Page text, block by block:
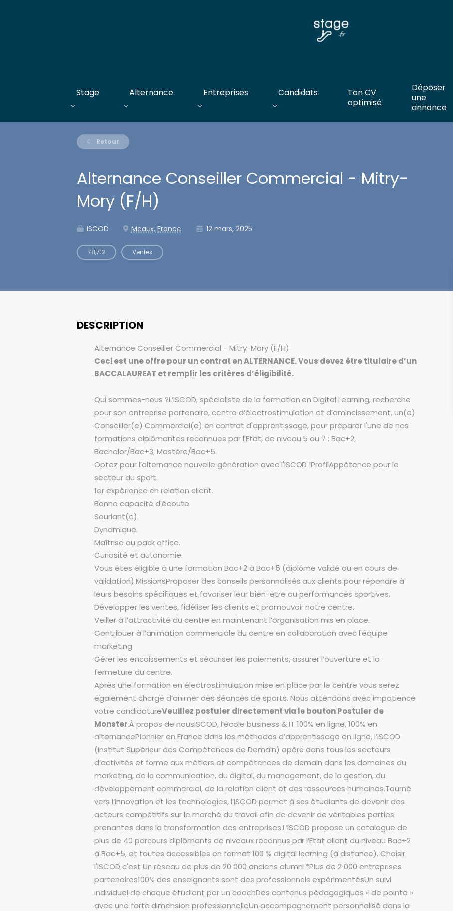
Stage Alternance Entreprises Candidats
Ton CV
optimisé
Déposer
une
annonce
Retour
Alternance Conseiller Commercial - Mitry-
Mory (F/H)
ISCOD Meaux, France 12 mars, 2025
78,712 Ventes
DESCRIPTION
Alternance Conseiller Commercial - Mitry-Mory (F/H)
Ceci est une offre pour un contrat en ALTERNANCE. Vous devez être titulaire d’un
BACCALAUREAT et remplir les critères d’éligibilité.
Qui sommes-nous ?L’ISCOD, spécialiste de la formation en Digital Learning, recherche
pour son entreprise partenaire, centre d’électrostimulation et d’amincissement, un(e)
Conseiller(e) Commercial(e) en contrat d'apprentissage, pour préparer l'une de nos
formations diplômantes reconnues par l'Etat, de niveau 5 ou 7 : Bac+2,
Bachelor/Bac+3, Mastère/Bac+5.
Optez pour l’alternance nouvelle génération avec l'ISCOD !ProfilAppétence pour le
secteur du sport.
1er expérience en relation client.
Bonne capacité d'écoute.
Souriant(e).
Dynamique.
Maîtrise du pack office.
Curiosité et autonomie.
Vous êtes éligible à une formation Bac+2 à Bac+5 (diplôme validé ou en cours de
validation).MissionsProposer des conseils personnalisés aux clients pour répondre à
leurs besoins spécifiques et favoriser leur bien-être ou performances sportives.
Développer les ventes, fidéliser les clients et promouvoir notre centre.
Veiller à l’attractivité du centre en maintenant l’organisation mis en place.
Contribuer à l’animation commerciale du centre en collaboration avec l'équipe
marketing
Gérer les encaissements et sécuriser les paiements, assurer l’ouverture et la
fermeture du centre.
Après une formation en électrostimulation mise en place par le centre vous serez
également chargé d’animer des séances de sports. Nous attendons avec impatience
votre candidatureVeuillez postuler directement via le bouton Postuler de
Monster.À propos de nousISCOD, l’école business & IT 100% en ligne, 100% en
alternancePionnier en France dans les méthodes d’apprentissage en ligne, l’ISCOD
(Institut Supérieur des Compétences de Demain) opère dans tous les secteurs
d’activités et forme aux métiers et compétences de demain dans les domaines du
marketing, de la communication, du digital, du management, de la gestion, du
développement commercial, de la relation client et des ressources humaines.Tourné
vers l’innovation et les technologies, l’ISCOD permet à ses étudiants de devenir des
acteurs compétitifs sur le marché du travail afin de devenir de véritables parties
prenantes dans la transformation des entreprises.L’ISCOD propose un catalogue de
plus de 40 parcours diplômants de niveaux reconnus par l’Etat allant du niveau Bac+2
à Bac+5, et toutes accessibles en format 100 % digital learning (à distance). Choisir
l'ISCOD c'est Un réseau de plus de 20 000 anciens alumni *Plus de 2 000 entreprises
partenaires100% des enseignants sont des professionnels expérimentésUn suivi
individuel de chaque étudiant par un coachDes contenus pédagogiques « de pointe »
avec une forte dimension professionnelleUn accompagnement personnalisé dans la